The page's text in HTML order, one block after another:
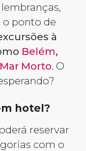
ponto de
à
Belém,
Mar Morto. O
hotel?
reservar
com o